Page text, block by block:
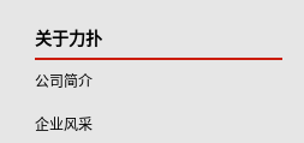
关于力扑
公司简介
企业风采